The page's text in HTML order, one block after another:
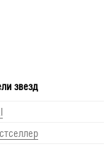
звезд